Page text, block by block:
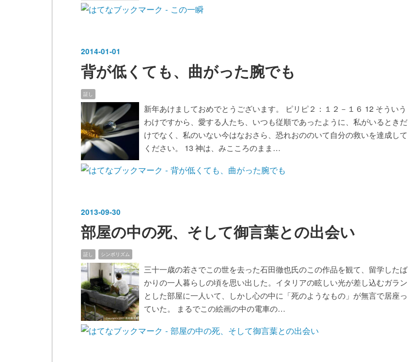
2014-01-01
背が低くても、曲がった腕でも
証し
新年あけましておめでとうございます。 ピリピ２：１２－１６ 12 そういう
わけですから、愛する人たち、いつも従順であったように、私がいるときだ
けでなく、私のいない今はなおさら、恐れおののいて自分の救いを達成して
ください。 13 神は、みこころのまま…
2013-09-30
部屋の中の死、そして御言葉との出会い
証し シンボリズム
三十一歳の若さでこの世を去った石田徹也氏のこの作品を観て、留学したば
かりの一人暮らしの頃を思い出した。イタリアの眩しい光が差し込むガラン
とした部屋に一人いて、しかし心の中に「死のようなもの」が無言で居座っ
ていた。 まるでこの絵画の中の電車の…